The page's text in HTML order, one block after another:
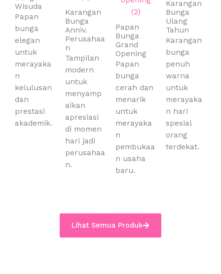
Wisuda
Papan
bunga
elegan
untuk
merayaka
n
kelulusan
dan
prestasi
akademik.
Karangan
Bunga
Anniv.
Perusahaa
n
Tampilan
modern
untuk
menyamp
aikan
apresiasi
di momen
hari jadi
perusahaa
n.
Papan
Bunga
Grand
Opening
Papan
bunga
cerah dan
menarik
untuk
merayaka
n
pembukaa
n usaha
baru.
Karangan
Bunga
Ulang
Tahun
Karangan
bunga
penuh
warna
untuk
merayaka
n hari
spesial
orang
terdekat.
Lihat Semua Produk